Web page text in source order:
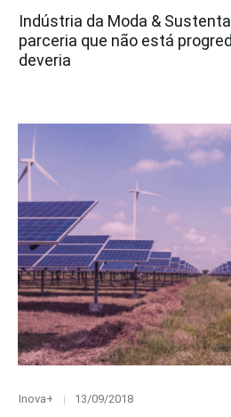
Indústria da Moda &
parceria que não está
deveria
Category
Inova+
Posted
13/09/2018